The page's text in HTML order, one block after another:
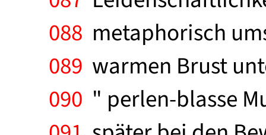
088 metaphorisch
089 warmen Brust
090 " perlen-blasse